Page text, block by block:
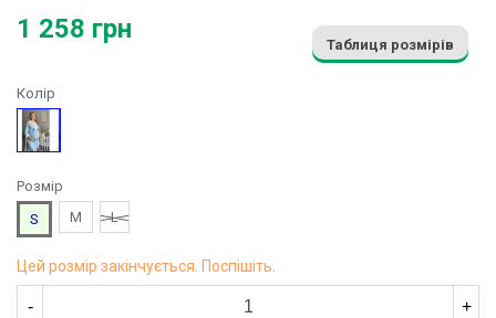
1 258 грн
Таблиця розмірів
Колір
Блакитний
Розмір
S
M L
Цей розмір закінчується. Поспішіть.
- +